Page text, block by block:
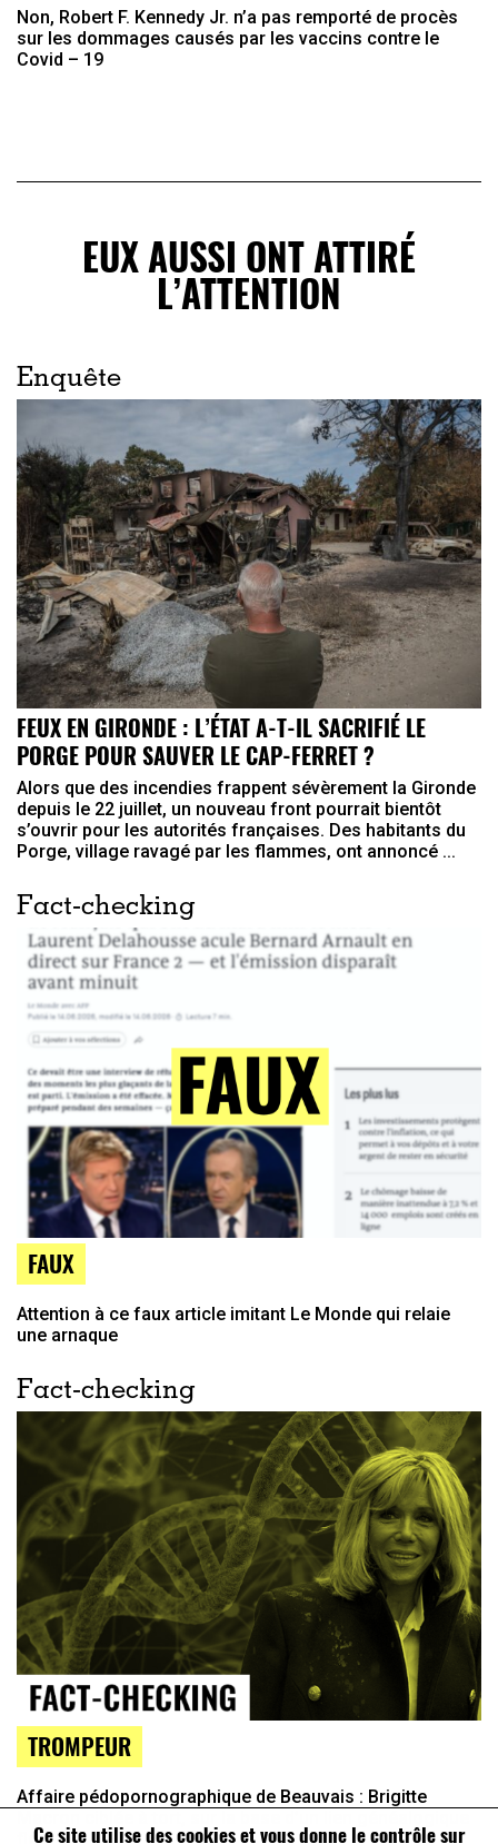
Ce site utilise des cookies et vous donne le contrôle sur
Non, Robert F. Kennedy Jr. n’a pas remporté de procès
sur les dommages causés par les vaccins contre le
Covid – 19
EUX AUSSI ONT ATTIRÉ
L’ATTENTION
Enquête
FEUX EN GIRONDE : L’ÉTAT A-T-IL SACRIFIÉ LE
PORGE POUR SAUVER LE CAP-FERRET ?
Alors que des incendies frappent sévèrement la Gironde
depuis le 22 juillet, un nouveau front pourrait bientôt
s’ouvrir pour les autorités françaises. Des habitants du
Porge, village ravagé par les flammes, ont annoncé ...
Fact-checking
FAUX
Attention à ce faux article imitant Le Monde qui relaie
une arnaque
Fact-checking
TROMPEUR
Affaire pédopornographique de Beauvais : Brigitte
flou